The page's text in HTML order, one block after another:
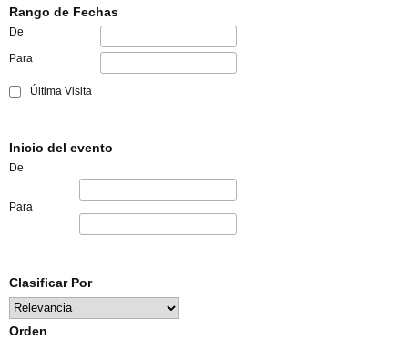
Rango de Fechas
De
Para
Última Visita
Inicio del evento
De
Para
Clasificar Por
Orden